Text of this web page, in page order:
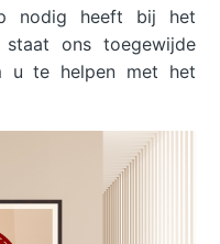
nodig heeft bij het
ons toegewijde
u te helpen met het